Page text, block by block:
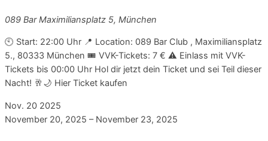
089 BarMaximiliansplatz 5, München
🕙 Start: 22:00 Uhr 📍 Location: 089 Bar Club , Maximiliansplatz
5., 80333 München 🎟️ VVK-Tickets: 7 € ⚠️ Einlass mit VVK-
Tickets bis 00:00 Uhr Hol dir jetzt dein Ticket und sei Teil dieser
Nacht! 🥂🌙 Hier Ticket kaufen
Nov. 20 2025
November 20, 2025 – November 23, 2025